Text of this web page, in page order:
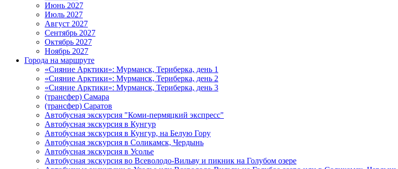
Июнь 2027
Июль 2027
Август 2027
Сентябрь 2027
Октябрь 2027
Ноябрь 2027
Города на маршруте
«Сияние Арктики»: Мурманск, Териберка, день 1
«Сияние Арктики»: Мурманск, Териберка, день 2
«Сияние Арктики»: Мурманск, Териберка, день 3
(трансфер) Самара
(трансфер) Саратов
Автобусная экскурсия "Коми-пермяцкий экспресс"
Автобусная экскурсия в Кунгур
Автобусная экскурсия в Кунгур, на Белую Гору
Автобусная экскурсия в Соликамск, Чердынь
Автобусная экскурсия в Усолье
Автобусная экскурсия во Всеволодо-Вильву и пикник на Голубом озере